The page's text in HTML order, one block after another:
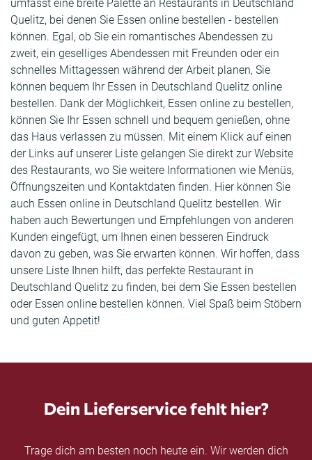
umfasst eine breite Palette an Restaurants in Deutschland
Quelitz, bei denen Sie Essen online bestellen - bestellen
können. Egal, ob Sie ein romantisches Abendessen zu
zweit, ein geselliges Abendessen mit Freunden oder ein
schnelles Mittagessen während der Arbeit planen, Sie
können bequem Ihr Essen in Deutschland Quelitz online
bestellen. Dank der Möglichkeit, Essen online zu bestellen,
können Sie Ihr Essen schnell und bequem genießen, ohne
das Haus verlassen zu müssen. Mit einem Klick auf einen
der Links auf unserer Liste gelangen Sie direkt zur Website
des Restaurants, wo Sie weitere Informationen wie Menüs,
Öffnungszeiten und Kontaktdaten finden. Hier können Sie
auch Essen online in Deutschland Quelitz bestellen. Wir
haben auch Bewertungen und Empfehlungen von anderen
Kunden eingefügt, um Ihnen einen besseren Eindruck
davon zu geben, was Sie erwarten können. Wir hoffen, dass
unsere Liste Ihnen hilft, das perfekte Restaurant in
Deutschland Quelitz zu finden, bei dem Sie Essen bestellen
oder Essen online bestellen können. Viel Spaß beim Stöbern
und guten Appetit!
Dein Lieferservice fehlt hier?
Trage dich am besten noch heute ein. Wir werden dich